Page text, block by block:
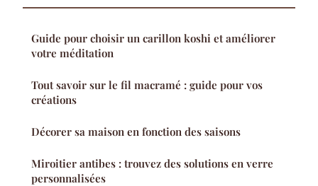
Guide pour choisir un carillon koshi et améliorer
votre méditation
Tout savoir sur le fil macramé : guide pour vos
créations
Décorer sa maison en fonction des saisons
Miroitier antibes : trouvez des solutions en verre
personnalisées